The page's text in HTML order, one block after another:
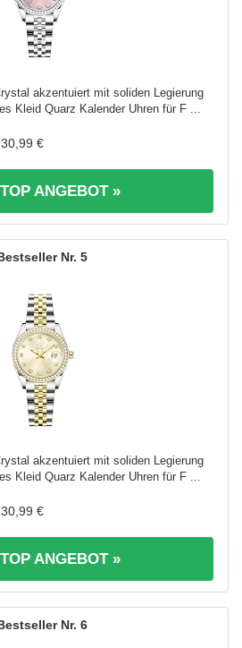
akzentuiert mit soliden Legierung
Kleid Quarz Kalender Uhren für F ...
30,99 €
ANGEBOT »
5
akzentuiert mit soliden Legierung
Kleid Quarz Kalender Uhren für F ...
30,99 €
ANGEBOT »
6